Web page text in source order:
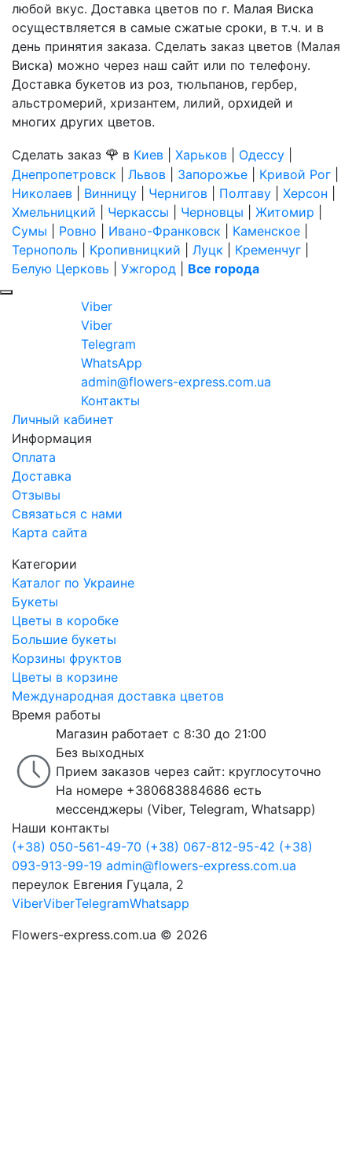
любой вкус. Доставка цветов по г. Малая Виска
осуществляется в самые сжатые сроки, в т.ч. и в
день принятия заказа. Сделать заказ цветов (Малая
Виска) можно через наш сайт или по телефону.
Доставка букетов из роз, тюльпанов, гербер,
альстромерий, хризантем, лилий, орхидей и
многих других цветов.
Сделать заказ 🌹 в Киев Харьков Одессу
Днепропетровск
Львов Запорожье Кривой Рог
Николаев
Винницу Чернигов Полтаву Херсон
Хмельницкий
Черкассы Черновцы Житомир
Сумы
Ровно Ивано-Франковск Каменское
Тернополь
Кропивницкий Луцк Кременчуг
Белую Церковь
Ужгород Все города
Viber
Viber
Telegram
WhatsApp
admin@flowers-express.com.ua
Контакты
Личный кабинет
Информация
Оплата
Доставка
Отзывы
Связаться с нами
Карта сайта
Категории
Каталог по Украине
Букеты
Цветы в коробке
Большие букеты
Корзины фруктов
Цветы в корзине
Международная доставка цветов
Время работы
Магазин работает с 8:30 до 21:00
Без выходных
Прием заказов через сайт: круглосуточно
На номере +380683884686 есть
мессенджеры (Viber, Telegram, Whatsapp)
Наши контакты
(+38) 050-561-49-70 (+38) 067-812-95-42 (+38)
093-913-99-19 admin@flowers-express.com.ua
переулок Евгения Гуцала, 2
ViberViberTelegramWhatsapp
Flowers-express.com.ua © 2026